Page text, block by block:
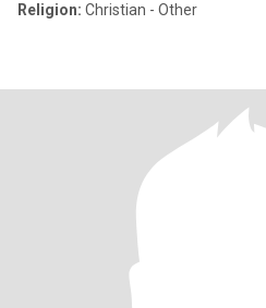
Religion: Christian - Other